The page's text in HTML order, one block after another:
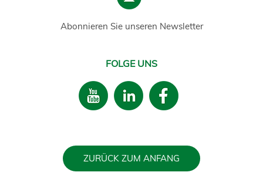
Abonnieren Sie unseren Newsletter
FOLGE UNS
ZURÜCK ZUM ANFANG